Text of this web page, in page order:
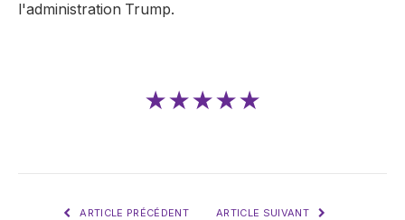
l'administration Trump.
★★★★★
ARTICLE PRÉCÉDENT ARTICLE SUIVANT